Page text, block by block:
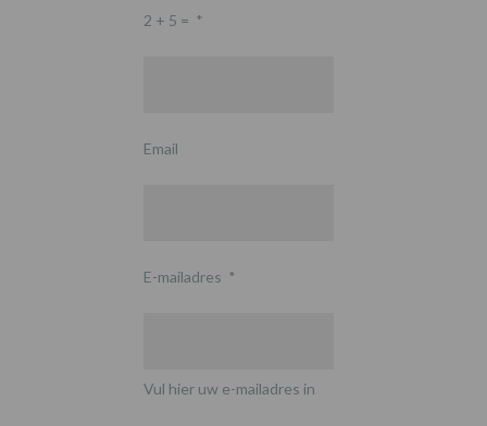
2 + 5 = *
Email
E-mailadres *
Vul hier uw e-mailadres in